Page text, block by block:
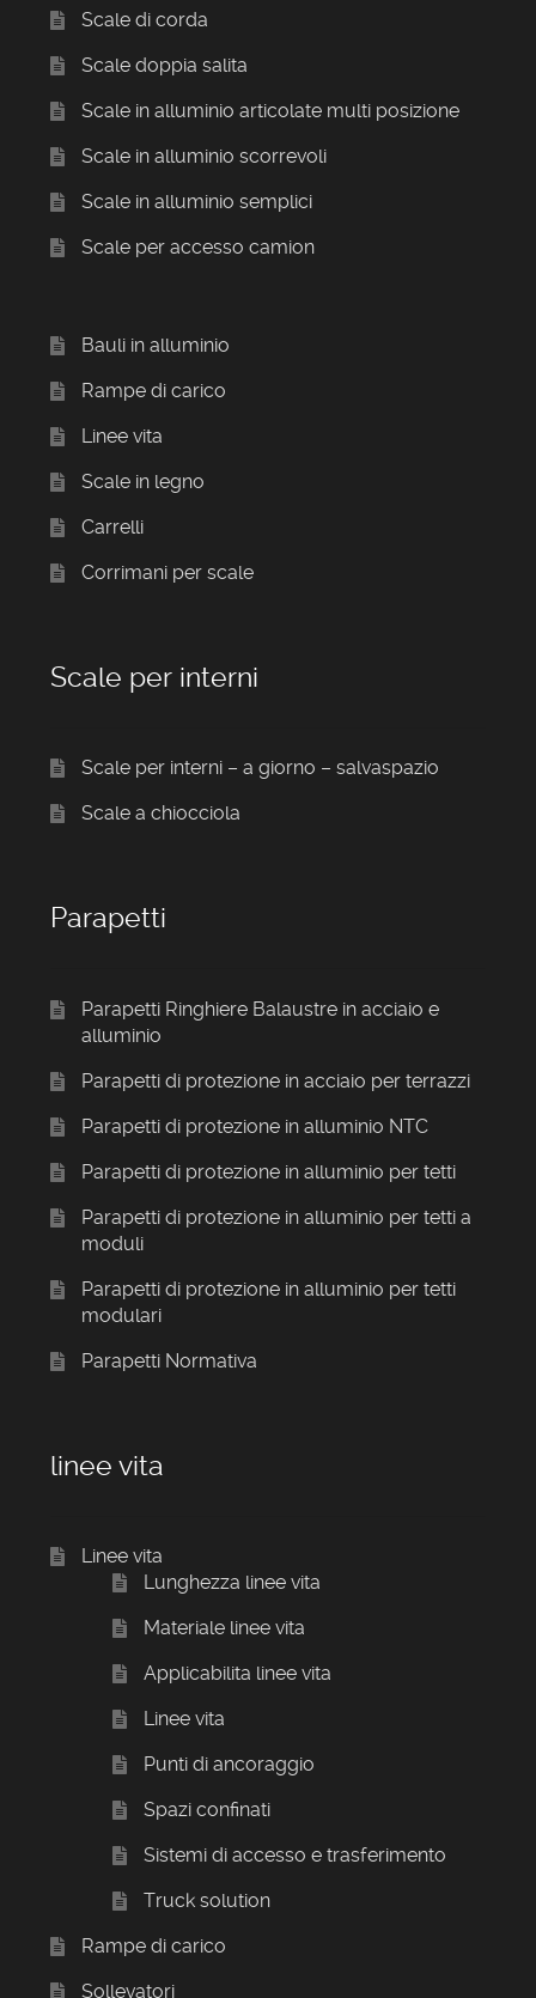
Scale di corda
Scale doppia salita
Scale in alluminio articolate multi posizione
Scale in alluminio scorrevoli
Scale in alluminio semplici
Scale per accesso camion
Bauli in alluminio
Rampe di carico
Linee vita
Scale in legno
Carrelli
Corrimani per scale
Scale per interni
Scale per interni – a giorno – salvaspazio
Scale a chiocciola
Parapetti
Parapetti Ringhiere Balaustre in acciaio e
alluminio
Parapetti di protezione in acciaio per terrazzi
Parapetti di protezione in alluminio NTC
Parapetti di protezione in alluminio per tetti
Parapetti di protezione in alluminio per tetti a
moduli
Parapetti di protezione in alluminio per tetti
modulari
Parapetti Normativa
linee vita
Linee vita
Lunghezza linee vita
Materiale linee vita
Applicabilita linee vita
Linee vita
Punti di ancoraggio
Spazi confinati
Sistemi di accesso e trasferimento
Truck solution
Rampe di carico
Sollevatori